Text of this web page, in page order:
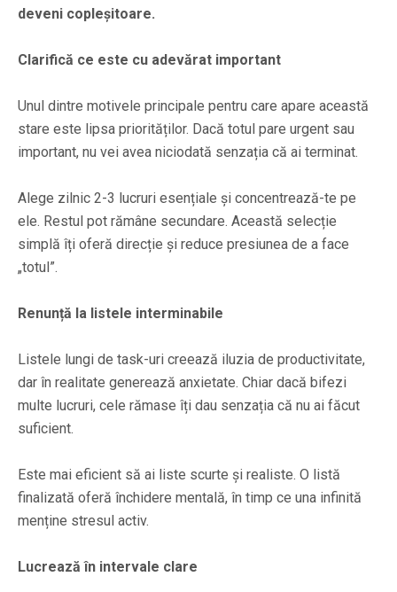
deveni copleșitoare.
Clarifică ce este cu adevărat important
Unul dintre motivele principale pentru care apare această
stare este lipsa priorităților. Dacă totul pare urgent sau
important, nu vei avea niciodată senzația că ai terminat.
Alege zilnic 2-3 lucruri esențiale și concentrează-te pe
ele. Restul pot rămâne secundare. Această selecție
simplă îți oferă direcție și reduce presiunea de a face
„totul”.
Renunță la listele interminabile
Listele lungi de task-uri creează iluzia de productivitate,
dar în realitate generează anxietate. Chiar dacă bifezi
multe lucruri, cele rămase îți dau senzația că nu ai făcut
suficient.
Este mai eficient să ai liste scurte și realiste. O listă
finalizată oferă închidere mentală, în timp ce una infinită
menține stresul activ.
Lucrează în intervale clare